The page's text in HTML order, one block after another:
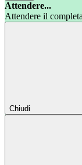
Attendere...
Attendere il
Chiudi